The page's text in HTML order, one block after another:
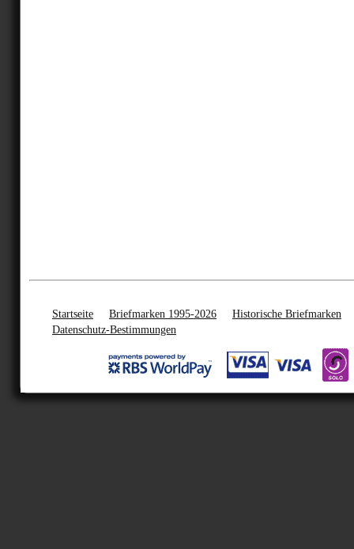
Startseite Briefmarken 1995-2026
Historische Briefmarken
Datenschutz-Bestimmungen